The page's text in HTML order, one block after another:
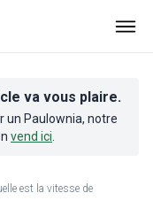
va vous plaire.
un Paulownia, notre
vend ici
est la vitesse de